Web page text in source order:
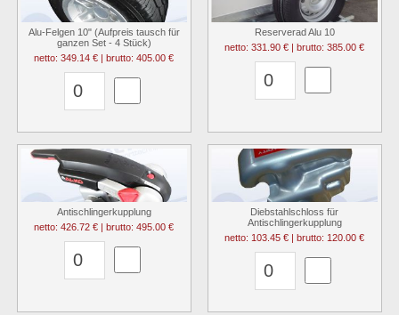
Alu-Felgen 10" (Aufpreis tausch für
ganzen Set - 4 Stück)
netto: 349.14 € | brutto: 405.00 €
Reserverad Alu 10
netto: 331.90 € | brutto: 385.00 €
Antischlingerkupplung
netto: 426.72 € | brutto: 495.00 €
Diebstahlschloss für
Antischlingerkupplung
netto: 103.45 € | brutto: 120.00 €